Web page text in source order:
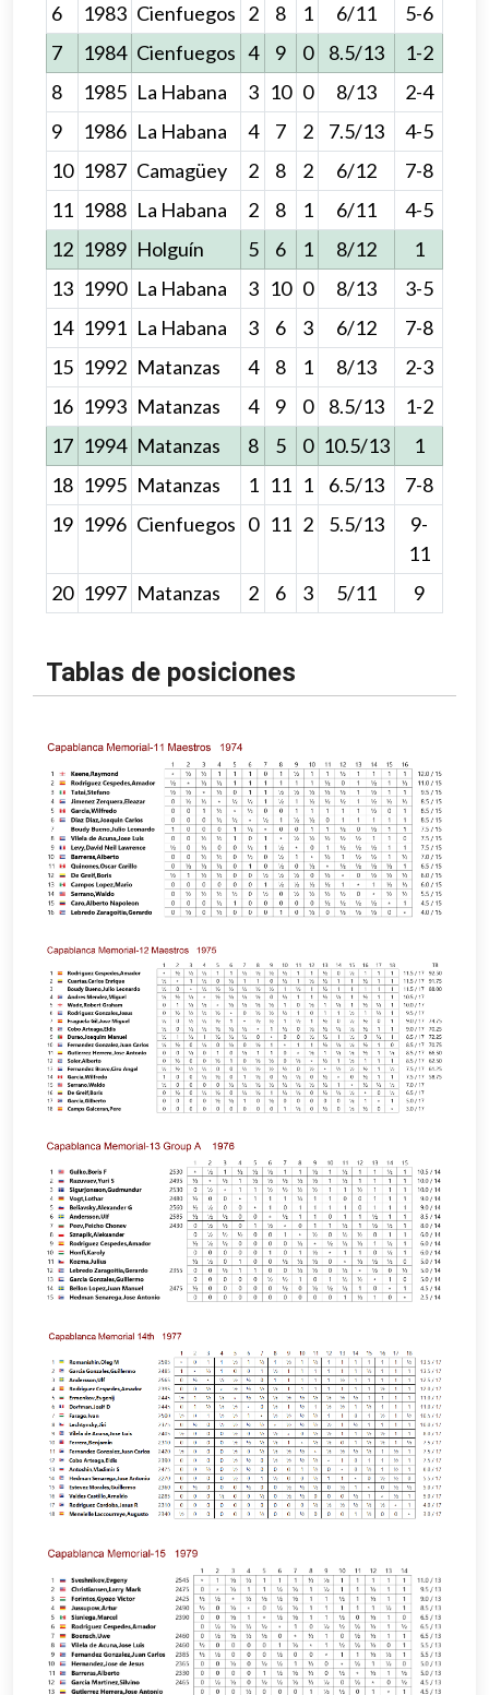
6 1983 Cienfuegos 2 8 1 6/11
5-6
7
1984 Cienfuegos 4 9 0 8.5/13
1-2
8
1985 La Habana 3 10 0 8/13
2-4
9
1986 La Habana 4 7 2 7.5/13
4-5
10 1987 Camagüey 2 8 2 6/12
7-8
11 1988 La Habana 2 8 1 6/11
4-5
12 1989 Holguín 5 6 1 8/12
1
13 1990 La Habana 3 10 0 8/13
3-5
14 1991 La Habana 3 6 3 6/12
7-8
15 1992 Matanzas 4 8 1 8/13
2-3
16 1993 Matanzas 4 9 0 8.5/13
1-2
17 1994 Matanzas 8 5 0 10.5/13
1
18 1995 Matanzas 1 11 1 6.5/13
7-8
19 1996 Cienfuegos 0 11 2 5.5/13
9-
11
20 1997 Matanzas 2 6 3 5/11 9
Tablas de posiciones